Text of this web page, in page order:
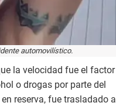
automovilístico.
la velocidad fue el factor
o drogas por parte del
reserva, fue trasladado al